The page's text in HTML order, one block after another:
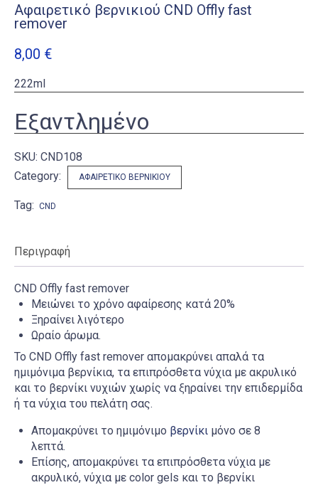
Αφαιρετικό βερνικιού CND Οffly fast
remover
8,00 €
222ml
Εξαντλημένο
SKU: CND108
Category:
ΑΦΑΙΡΕΤΙΚΌ ΒΕΡΝΙΚΙΟΎ
Tag: CND
Περιγραφή
CND Οffly fast remover
Μειώνει το χρόνο αφαίρεσης κατά 20%
Ξηραίνει λιγότερο
Ωραίο άρωμα.
Το CND Οffly fast remover απομακρύνει απαλά τα
ημιμόνιμα βερνίκια, τα επιπρόσθετα νύχια με ακρυλικό
και το βερνίκι νυχιών χωρίς να ξηραίνει την επιδερμίδα
ή τα νύχια του πελάτη σας.
Απομακρύνει το ημιμόνιμο βερνίκι μόνο σε 8
λεπτά.
Επίσης, απομακρύνει τα επιπρόσθετα νύχια με
ακρυλικό, νύχια με color gels και το βερνίκι